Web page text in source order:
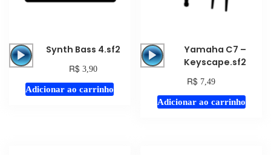
Tocador
áudio
Synth Bass 4.sf2
R$ 3,90
Adicionar ao carrinho
Tocador
de
Yamaha C7 –
Keyscape.sf2
R$ 7,49
Adicionar ao carrinho